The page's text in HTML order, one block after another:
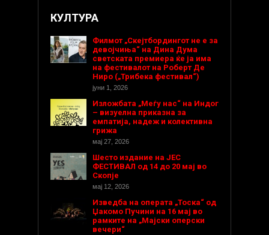
КУЛТУРА
Филмот „Скејтбордингот не е за
девојчиња“ на Дина Дума
светската премиера ќе ја има
на фестивалот на Роберт Де
Ниро („Трибека фестивал“)
јуни 1, 2026
Изложбата „Меѓу нас“ на Индог
– визуелна приказна за
емпатија, надеж и колективна
грижа
мај 27, 2026
Шесто издание на ЈЕС
ФЕСТИВАЛ од 14 до 20 мај во
Скопје
мај 12, 2026
Изведба на операта „Тоска“ од
Џакомо Пучини на 16 мај во
рамките на „Мајски оперски
вечери“